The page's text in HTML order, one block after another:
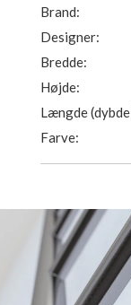
Brand:
Designer:
Bredde:
Højde:
Længde
Farve: